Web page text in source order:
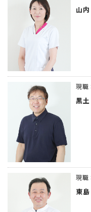
山
現
黒
現職
東